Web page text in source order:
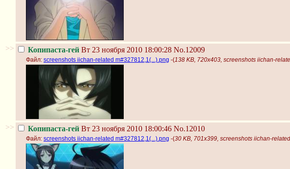
>> Копипаста-гей Вт 23 ноября 2010 18:00:28 No.12009
Файл: screenshots iichan-related m#327812,1(...).png -(138 KB, 720x403, screenshots iichan-
>> Копипаста-гей Вт 23 ноября 2010 18:00:46 No.12010
Файл: screenshots iichan-related m#327812,1(...).png -(30 KB, 701x399, screenshots iichan-